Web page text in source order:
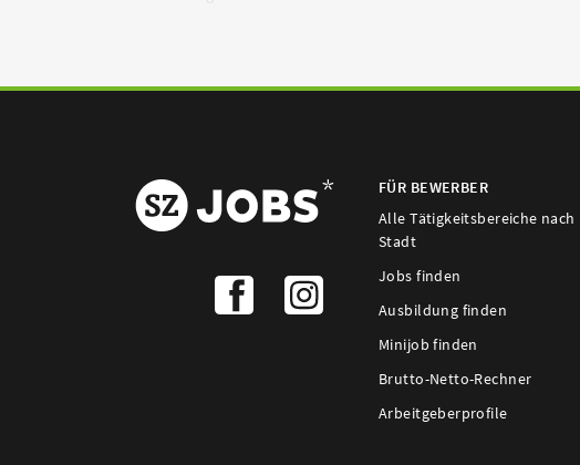
FÜR BEWERBER
Alle Tätigkeitsbereiche nach
Stadt
Jobs finden
Ausbildung finden
Minijob finden
Brutto-Netto-Rechner
Arbeitgeberprofile